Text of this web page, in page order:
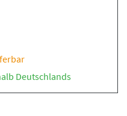
Deutschlands